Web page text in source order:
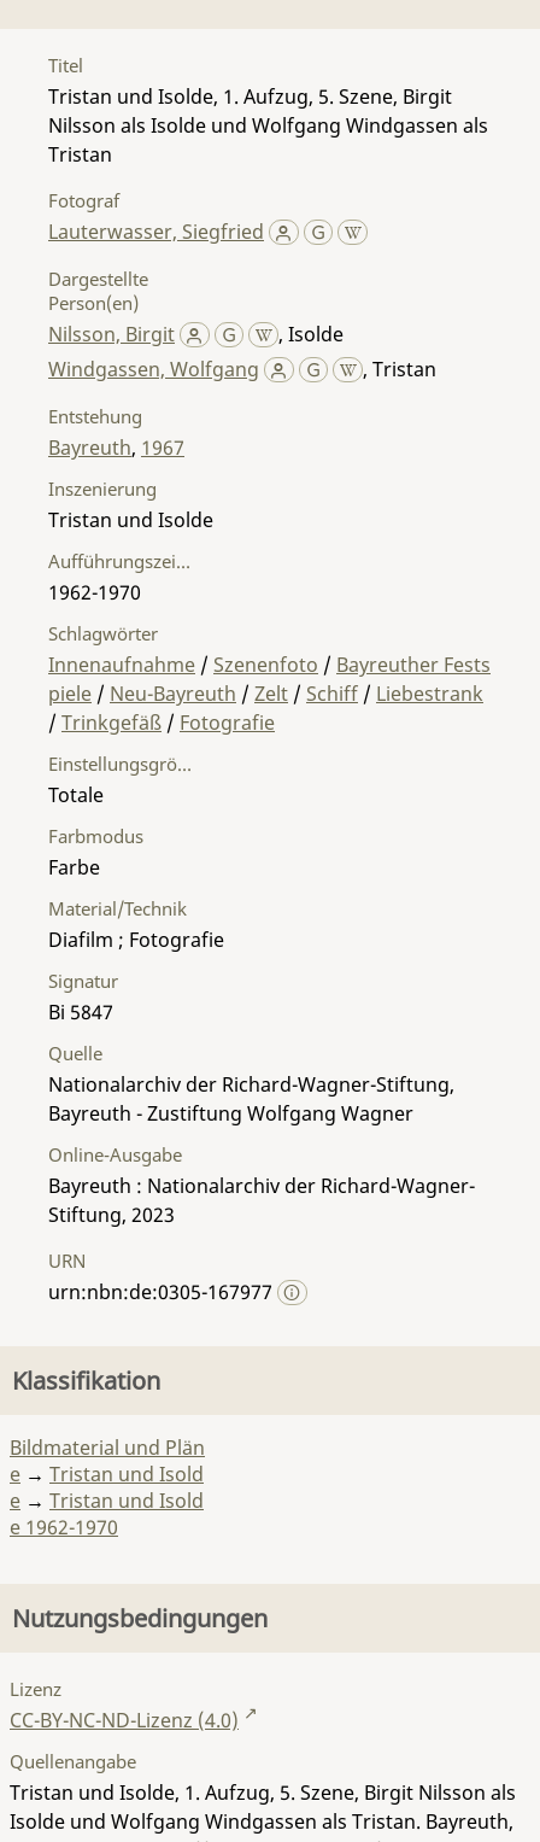
Titel
Tristan und Isolde, 1. Aufzug, 5. Szene, Birgit
Nilsson als Isolde und Wolfgang Windgassen als
Tristan
Fotograf
Lauterwasser, Siegfried
Dargestellte
Person(en)
Nilsson, Birgit , Isolde
Windgassen, Wolfgang
, Tristan
Entstehung
Bayreuth, 1967
Material/Technik
Diafilm ; Fotografie
Einstellungsgröße
Totale
Farbmodus
Farbe
Inszenierung
Tristan und Isolde
Aufführungszeitraum
1962-1970
Signatur
Bi 5847
Quelle
Nationalarchiv der Richard-Wagner-Stiftung,
Bayreuth - Zustiftung Wolfgang Wagner
Schlagwörter
Innenaufnahme / Szenenfoto / Bayreuther Fests
piele / Neu-Bayreuth / Zelt / Schiff / Liebestrank
/ Trinkgefäß / Fotografie
Online-Ausgabe
Bayreuth : Nationalarchiv der Richard-Wagner-
Stiftung, 2023
URN
urn:nbn:de:0305-167977
Klassifikation
Bildmaterial und Plän
e → Tristan und Isold
e → Tristan und Isold
e 1962-1970
Nutzungsbedingungen
Lizenz
CC-BY-NC-ND-Lizenz (4.0)
Quellenangabe
Tristan und Isolde, 1. Aufzug, 5. Szene, Birgit Nilsson als
Isolde und Wolfgang Windgassen als Tristan. Bayreuth,